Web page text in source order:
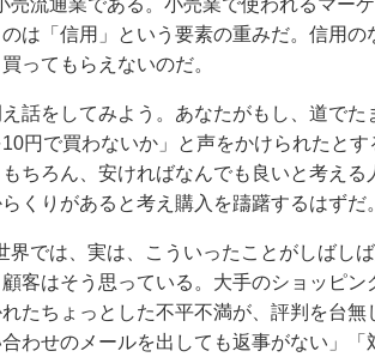
売流通業である。小売業で使われるマー
は「信用」という要素の重みだ。信用
ってもらえないのだ。
話をしてみよう。あなたがもし、道で
円で買わないか」と声をかけられたと
ちろん、安ければなんでも良いと考える
くりがあると考え購入を躊躇するはずだ。
界では、実は、こういったことがしばし
顧客はそう思っている。大手のショッピ
たちょっとした不平不満が、評判を台
合わせのメールを出しても返事がない」